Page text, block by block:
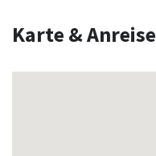
Karte & Anreise